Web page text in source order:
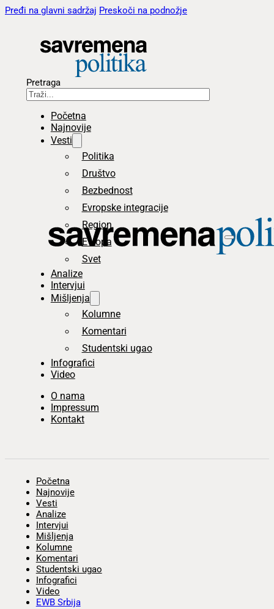
Pređi na glavni sadržaj Preskoči na podnožje
Pretraga
Početna
Najnovije
Vesti
Politika
Društvo
Bezbednost
Evropske integracije
Region
Evropa
Svet
Analize
Intervjui
Mišljenja
Kolumne
Komentari
Studentski ugao
Infografici
Video
O nama
Impressum
Kontakt
Početna
Najnovije
Vesti
Analize
Intervjui
Mišljenja
Kolumne
Komentari
Studentski ugao
Infografici
Video
EWB Srbija